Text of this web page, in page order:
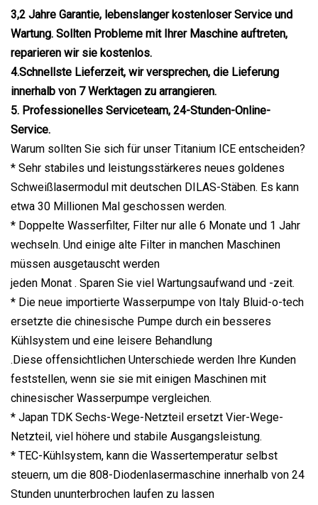
3,2 Jahre Garantie, lebenslanger kostenloser Service und
Wartung. Sollten Probleme mit Ihrer Maschine auftreten,
reparieren wir sie kostenlos.
4.Schnellste Lieferzeit, wir versprechen, die Lieferung
innerhalb von 7 Werktagen zu arrangieren.
5. Professionelles Serviceteam, 24-Stunden-Online-
Service.
Warum sollten Sie sich für unser Titanium ICE entscheiden?
* Sehr stabiles und leistungsstärkeres neues goldenes
Schweißlasermodul mit deutschen DILAS-Stäben. Es kann
etwa 30 Millionen Mal geschossen werden.
* Doppelte Wasserfilter, Filter nur alle 6 Monate und 1 Jahr
wechseln. Und einige alte Filter in manchen Maschinen
müssen ausgetauscht werden
jeden Monat . Sparen Sie viel Wartungsaufwand und -zeit.
* Die neue importierte Wasserpumpe von Italy Bluid-o-tech
ersetzte die chinesische Pumpe durch ein besseres
Kühlsystem und eine leisere Behandlung
.Diese offensichtlichen Unterschiede werden Ihre Kunden
feststellen, wenn sie sie mit einigen Maschinen mit
chinesischer Wasserpumpe vergleichen.
* Japan TDK Sechs-Wege-Netzteil ersetzt Vier-Wege-
Netzteil, viel höhere und stabile Ausgangsleistung.
* TEC-Kühlsystem, kann die Wassertemperatur selbst
steuern, um die 808-Diodenlasermaschine innerhalb von 24
Stunden ununterbrochen laufen zu lassen